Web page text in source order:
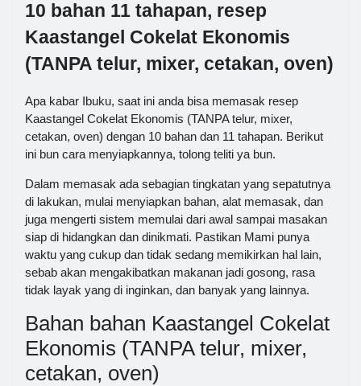
10 bahan 11 tahapan, resep
Kaastangel Cokelat Ekonomis
(TANPA telur, mixer, cetakan, oven)
Apa kabar Ibuku, saat ini anda bisa memasak resep
Kaastangel Cokelat Ekonomis (TANPA telur, mixer,
cetakan, oven) dengan 10 bahan dan 11 tahapan. Berikut
ini bun cara menyiapkannya, tolong teliti ya bun.
Dalam memasak ada sebagian tingkatan yang sepatutnya
di lakukan, mulai menyiapkan bahan, alat memasak, dan
juga mengerti sistem memulai dari awal sampai masakan
siap di hidangkan dan dinikmati. Pastikan Mami punya
waktu yang cukup dan tidak sedang memikirkan hal lain,
sebab akan mengakibatkan makanan jadi gosong, rasa
tidak layak yang di inginkan, dan banyak yang lainnya.
Bahan bahan Kaastangel Cokelat
Ekonomis (TANPA telur, mixer,
cetakan, oven)